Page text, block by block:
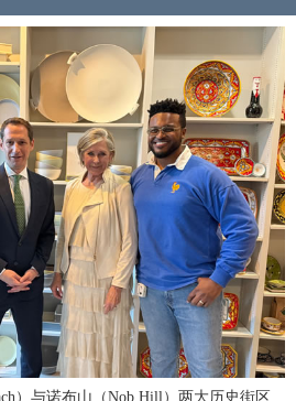
）与诺布山（Nob Hill）两大历史街区